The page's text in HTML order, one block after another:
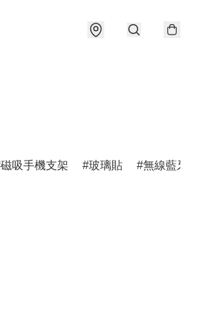
磁吸手機支架 玻璃貼 無線藍牙耳